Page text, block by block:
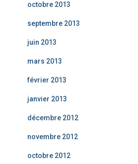
octobre 2013
septembre 2013
juin 2013
mars 2013
février 2013
janvier 2013
décembre 2012
novembre 2012
octobre 2012